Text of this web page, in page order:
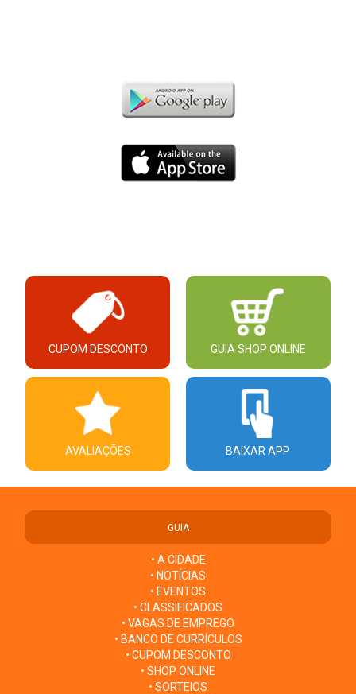
CUPOM DESCONTO GUIA SHOP ONLINE
AVALIAÇÕES BAIXAR APP
GUIA
• A CIDADE
• NOTÍCIAS
• EVENTOS
• CLASSIFICADOS
• VAGAS DE EMPREGO
• BANCO DE CURRÍCULOS
• CUPOM DESCONTO
• SHOP ONLINE
• SORTEIOS